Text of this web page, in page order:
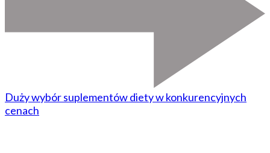
Duży wybór suplementów diety w konkurencyjnych
cenach